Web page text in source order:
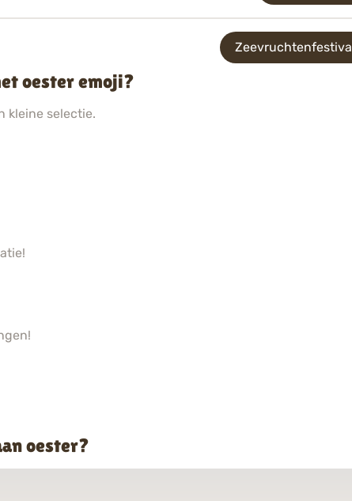
oester emoji?
kleine selectie.
oester?